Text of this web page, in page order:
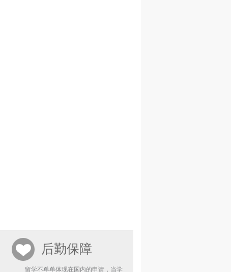
后勤保障
留学不单单体现在国内的申请，当学